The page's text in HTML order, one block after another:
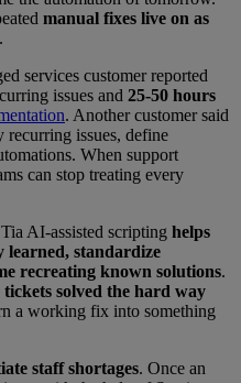
manual fixes live on as
.
services customer reported
issues and 25-50 hours
. Another customer said
recurring issues, define
When support
can stop treating every
AI-assisted scripting helps
learned, standardize
recreating known solutions.
tickets solved the hard way
a working fix into something
staff shortages. Once an